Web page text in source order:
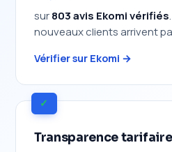
sur803 avis Ekomi vérifiés
nouveaux clients arrivent
Vérifier sur Ekomi →
✓
Transparence tarifaire